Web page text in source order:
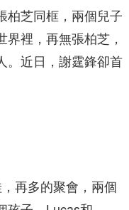
柏芝同框，兩個兒子
裡，再無張柏芝，
。近日，謝霆鋒卻首
再多的聚會，兩個